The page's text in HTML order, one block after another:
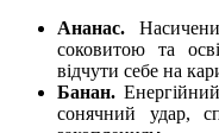
Ананас.
соковитою та
відчути себе на
Банан.
сонячний удар,